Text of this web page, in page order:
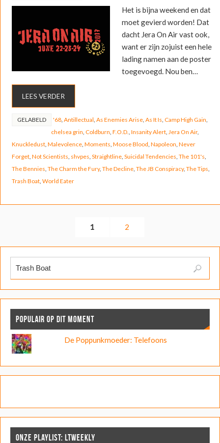
Het is bijna weekend en dat
moet gevierd worden! Dat
dacht Jera On Air vast ook,
want er zijn zojuist een hele
lading namen aan de poster
toegevoegd. Nou ben…
LEES VERDER
GELABELD '68, Antillectual As Enemies Arise, As It Is Camp High Gain
chelsea grin Coldburn F.O.D. Insanity Alert, Jera On Air,
Knuckledust, Malevolence, Moments Moose Blood Napoleon Never
Forget, Not Scientists shvpes Straightline, Suicidal Tendencies The 101's
The Bennies The Charm the Fury, The Decline, The JB Conspiracy, The Tips
Trash Boat, World Eater
1 2
POPULAIR OP DIT MOMENT
De Poppunkmoeder: Telefoons
ONZE PLAYLIST: LTWEEKLY